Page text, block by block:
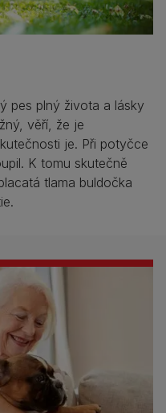
pes plný života a lásky
věří, že je
je. Při potyčce
K tomu skutečně
tlama buldočka